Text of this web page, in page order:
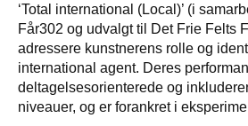
‘Total international (Local)’ (i
Får302 og udvalgt til Det Frie Felts
adressere kunstnerens rolle og
international agent. Deres
deltagelsesorienterede og
niveauer, og er forankret i